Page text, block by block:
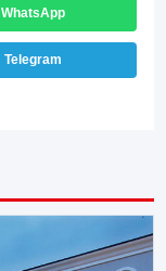
WhatsApp
Telegram